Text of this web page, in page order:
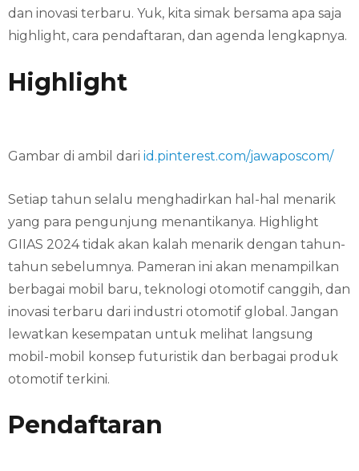
dan inovasi terbaru. Yuk, kita simak bersama apa saja
highlight, cara pendaftaran, dan agenda lengkapnya.
Highlight
Gambar di ambil dari id.pinterest.com/jawaposcom/
Setiap tahun selalu menghadirkan hal-hal menarik
yang para pengunjung menantikanya. Highlight
GIIAS 2024 tidak akan kalah menarik dengan tahun-
tahun sebelumnya. Pameran ini akan menampilkan
berbagai mobil baru, teknologi otomotif canggih, dan
inovasi terbaru dari industri otomotif global. Jangan
lewatkan kesempatan untuk melihat langsung
mobil-mobil konsep futuristik dan berbagai produk
otomotif terkini.
Pendaftaran